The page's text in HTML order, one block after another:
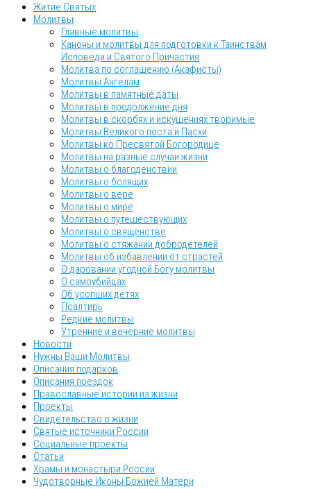
Житие Святых
Молитвы
Главные молитвы
Каноны и молитвы для подготовки к Таинствам
Исповеди и Святого Причастия
Молитва по соглашению (Акафисты)
Молитвы Ангелам
Молитвы в памятные даты
Молитвы в продолжение дня
Молитвы в скорбях и искушениях творимые
Молитвы Великого поста и Пасхи
Молитвы ко Пресвятой Богородице
Молитвы на разные случаи жизни
Молитвы о благоденствии
Молитвы о болящих
Молитвы о вере
Молитвы о мире
Молитвы о путешествующих
Молитвы о священстве
Молитвы о стяжании добродетелей
Молитвы об избавлении от страстей
О даровании угодной Богу молитвы
О самоубийцах
Об усопших детях
Псалтирь
Редкие молитвы
Утренние и вечерние молитвы
Новости
Нужны Ваши Молитвы
Описания подарков
Описания поездок
Православные истории из жизни
Проекты
Свидетельство о жизни
Святые источники России
Социальные проекты
Статьи
Храмы и монастыри России
Чудотворные Иконы Божией Матери